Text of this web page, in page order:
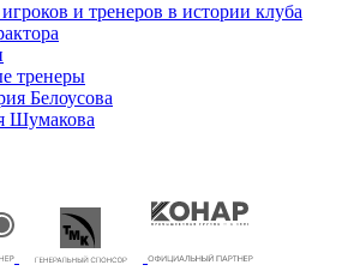
и тренеров в истории клуба
тренеры
Белоусова
Шумакова